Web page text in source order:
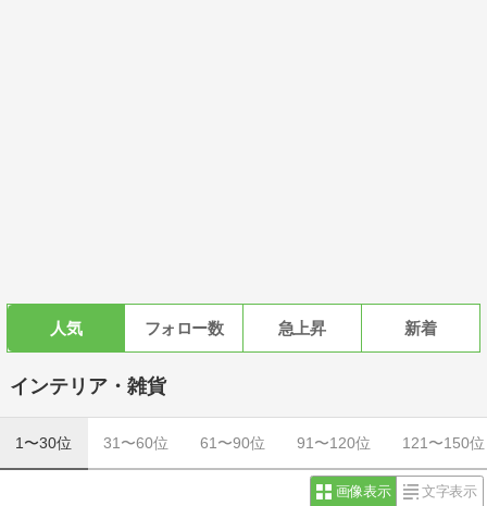
人気 フォロー数 急上昇 新着
インテリア・雑貨
1〜30位 31〜60位 61〜90位 91〜120位 121〜150位
画像表示 文字表示